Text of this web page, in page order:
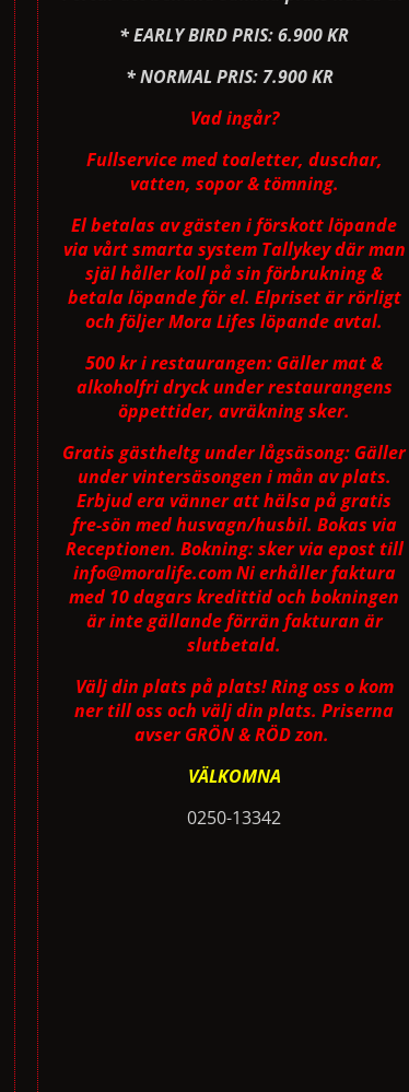
* EARLY BIRD PRIS: 6.900 KR
* NORMAL PRIS: 7.900 KR
Vad ingår?
Fullservice med toaletter, duschar,
vatten, sopor & tömning.
El betalas av gästen i förskott löpande
via vårt smarta system Tallykey där man
själ håller koll på sin förbrukning &
betala löpande för el. Elpriset är rörligt
och följer Mora Lifes löpande avtal.
500 kr i restaurangen: Gäller mat &
alkoholfri dryck under restaurangens
öppettider, avräkning sker.
Gratis gästheltg under lågsäsong: Gäller
under vintersäsongen i mån av plats.
Erbjud era vänner att hälsa på gratis
fre-sön med husvagn/husbil. Bokas via
Receptionen. Bokning: sker via epost till
info@moralife.com Ni erhåller faktura
med 10 dagars kredittid och bokningen
är inte gällande förrän fakturan är
slutbetald.
Välj din plats på plats! Ring oss o kom
ner till oss och välj din plats. Priserna
avser GRÖN & RÖD zon.
VÄLKOMNA
0250-13342